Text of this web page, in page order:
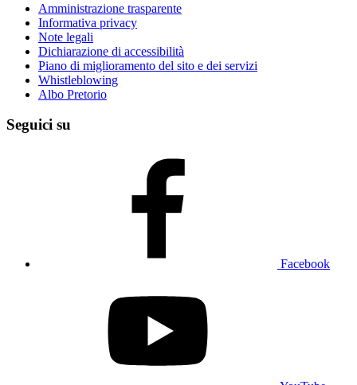
Amministrazione trasparente
Informativa privacy
Note legali
Dichiarazione di accessibilità
Piano di miglioramento del sito e dei servizi
Whistleblowing
Albo Pretorio
Seguici su
Facebook